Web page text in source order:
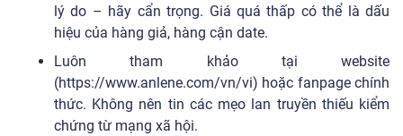
lý do – hãy cẩn trọng. Giá quá thấp có thể là dấu
hiệu của hàng giả, hàng cận date.
Luôn tham khảo tại website
(https://www.anlene.com/vn/vi) hoặc fanpage chính
thức. Không nên tin các mẹo lan truyền thiếu kiểm
chứng từ mạng xã hội.